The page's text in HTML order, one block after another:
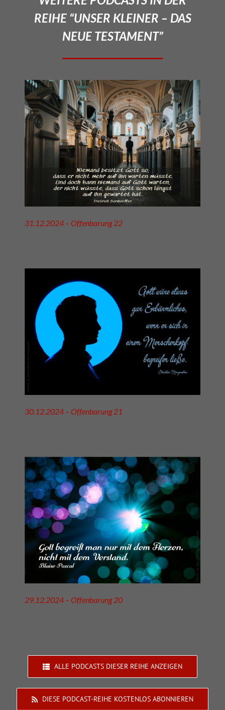
REIHE “UNSER KLEINER – DAS
NEUE TESTAMENT”
31.12.2024 – Offenbarung 22
30.12.2024 – Offenbarung 21
29.12.2024 – Offenbarung 20
ALLE PODCASTS DIESER REIHE ANZEIGEN
DIESE PODCAST-REIHE KOSTENLOS ABONNIEREN